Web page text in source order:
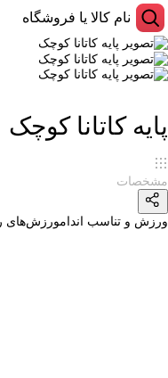
پایه کاتانا کوچک
مشخصات
ورزش و تناسب اندامورزش‌‌های